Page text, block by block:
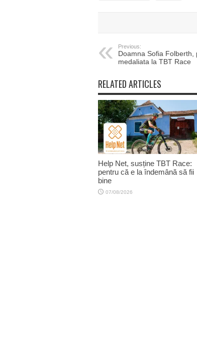
Previous:
Doamna Sofia Folberth,
medaliata la TBT Race
RELATED ARTICLES
Help Net, susține TBT Race:
pentru că e la îndemână să fii
bine
07/08/2026